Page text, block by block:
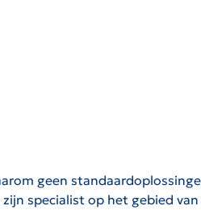
geen
specialist op het gebied